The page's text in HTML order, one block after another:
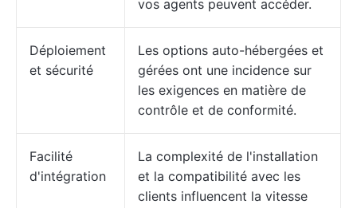
vos agents peuvent accéder.
Déploiement
et sécurité
Les options auto-hébergées et
gérées ont une incidence sur
les exigences en matière de
contrôle et de conformité.
Facilité
d'intégration
La complexité de l'installation
et la compatibilité avec les
clients influencent la vitesse